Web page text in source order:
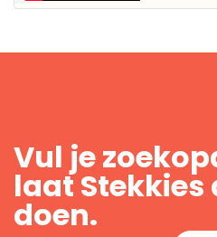
Vul je
laat Stekkies
doen.